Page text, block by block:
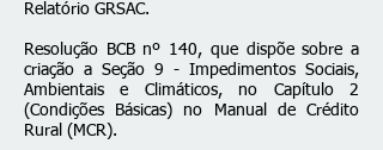
Relatório GRSAC.
Resolução BCB nº 140, que dispõe sobre a
criação a Seção 9 - Impedimentos Sociais,
Ambientais e Climáticos, no Capítulo 2
(Condições Básicas) no Manual de Crédito
Rural (MCR).